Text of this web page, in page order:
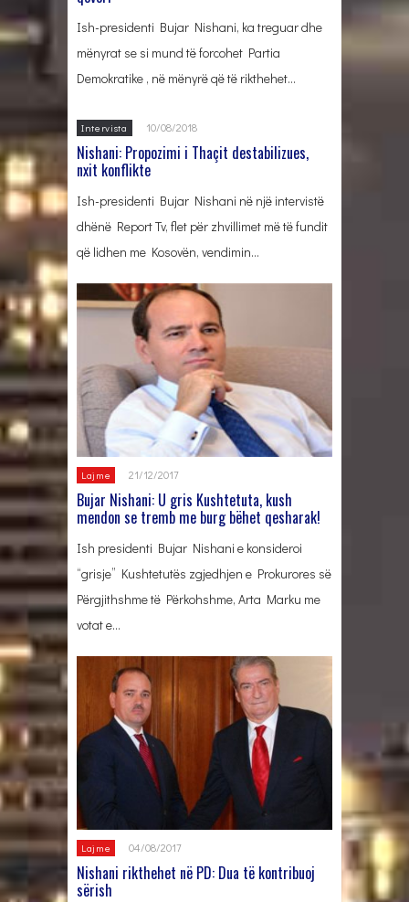
Ish-presidenti Bujar Nishani, ka treguar dhe
mënyrat se si mund të forcohet Partia
Demokratike , në mënyrë që të rikthehet…
Intervista 10/08/2018
Nishani: Propozimi i Thaçit destabilizues,
nxit konflikte
Ish-presidenti Bujar Nishani në një intervistë
dhënë Report Tv, flet për zhvillimet më të fundit
që lidhen me Kosovën, vendimin…
Lajme 21/12/2017
Bujar Nishani: U gris Kushtetuta, kush
mendon se tremb me burg bëhet qesharak!
Ish presidenti Bujar Nishani e konsideroi
“grisje” Kushtetutës zgjedhjen e Prokurores së
Përgjithshme të Përkohshme, Arta Marku me
votat e…
Lajme 04/08/2017
Nishani rikthehet në PD: Dua të kontribuoj
sërish